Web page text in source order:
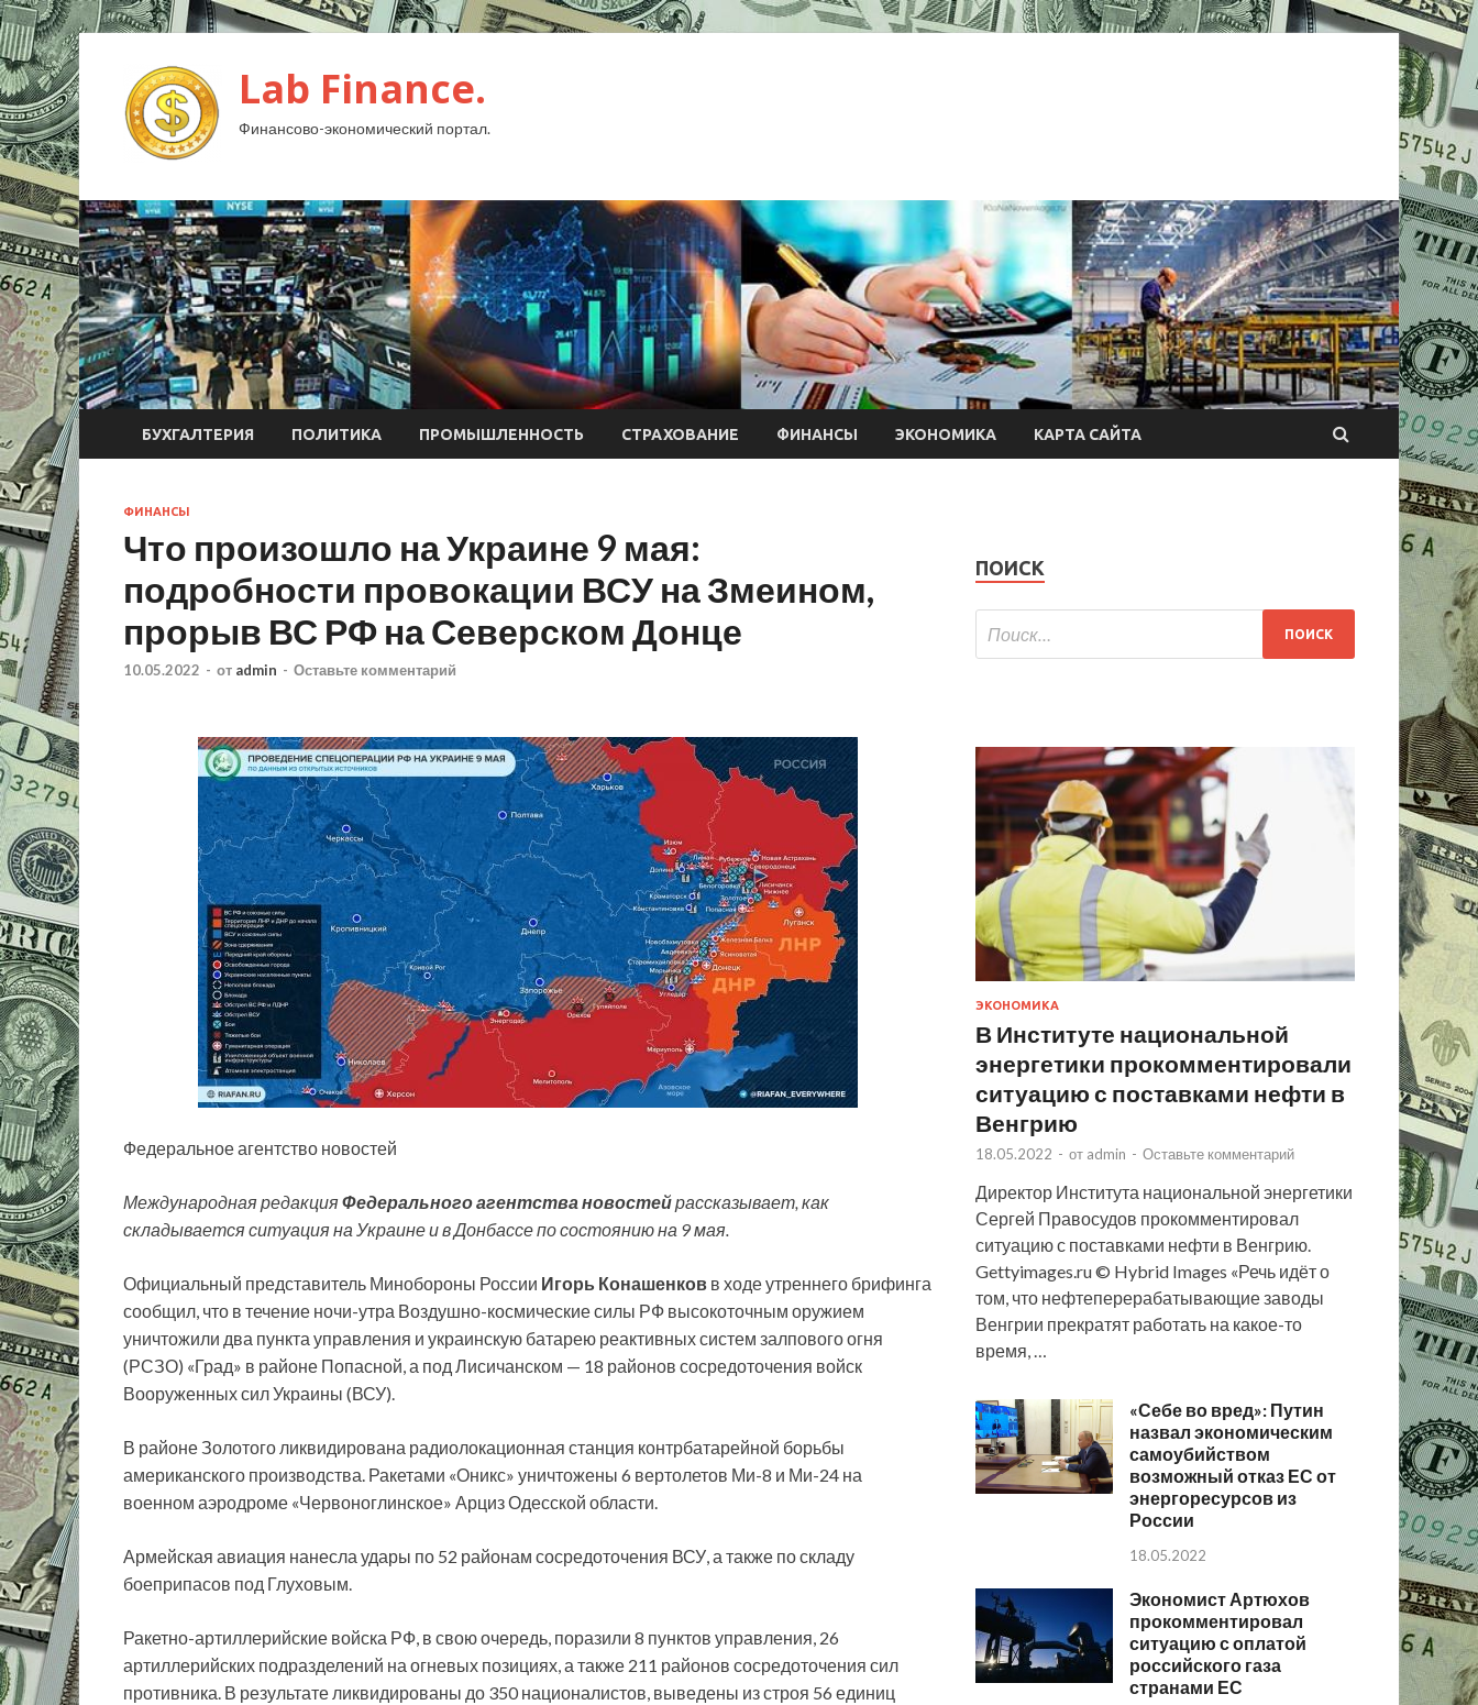
Lab Finance.
Финансово-экономический портал.
БУХГАЛТЕРИЯ ПОЛИТИКА ПРОМЫШЛЕННОСТЬ СТРАХОВАНИЕ ФИНАНСЫ ЭКОНОМИКА КАРТА САЙТА
ФИНАНСЫ
Что произошло на Украине 9 мая:
подробности провокации ВСУ на Змеином,
прорыв ВС РФ на Северском Донце
10.05.2022 - от admin - Оставьте комментарий
Федеральное агентство новостей
Международная редакцияФедерального агентства новостейрассказывает, как
складывается ситуация на Украине и в Донбассе по состоянию на 9 мая.
Официальный представитель Минобороны России Игорь Конашенков в ходе утреннего брифинга
сообщил, что в течение ночи-утра Воздушно-космические силы РФ высокоточным оружием
уничтожили два пункта управления и украинскую батарею реактивных систем залпового огня
(РСЗО) «Град» в районе Попасной, а под Лисичанском — 18 районов сосредоточения войск
Вооруженных сил Украины (ВСУ).
В районе Золотого ликвидирована радиолокационная станция контрбатарейной борьбы
американского производства. Ракетами «Оникс» уничтожены 6 вертолетов Ми-8 и Ми-24 на
военном аэродроме «Червоноглинское» Арциз Одесской области.
Армейская авиация нанесла удары по 52 районам сосредоточения ВСУ, а также по складу
боеприпасов под Глуховым.
Ракетно-артиллерийские войска РФ, в свою очередь, поразили 8 пунктов управления, 26
артиллерийских подразделений на огневых позициях, а также 211 районов сосредоточения сил
противника. В результате ликвидированы до 350 националистов, выведены из строя 56 единиц
ПОИСК
ЭКОНОМИКА
В Институте национальной
энергетики прокомментировали
ситуацию с поставками нефти в
Венгрию
18.05.2022 - от admin - Оставьте комментарий
Директор Института национальной энергетики
Сергей Правосудов прокомментировал
ситуацию с поставками нефти в Венгрию.
Gettyimages.ru © Hybrid Images «Речь идёт о
том, что нефтеперерабатывающие заводы
Венгрии прекратят работать на какое-то
время, …
«Себе во вред»: Путин
назвал экономическим
самоубийством
возможный отказ ЕС от
энергоресурсов из
России
18.05.2022
Экономист Артюхов
прокомментировал
ситуацию с оплатой
российского газа
странами ЕС